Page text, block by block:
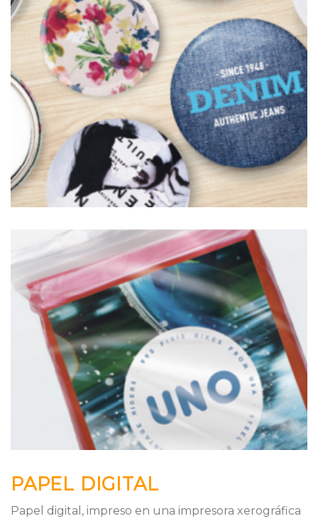
PAPEL DIGITAL
Papel digital, impreso en una impresora xerográfica